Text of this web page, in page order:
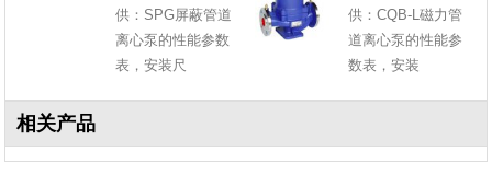
供：SPG屏蔽管道
离心泵的性能参数
表，安装尺
供：CQB-L磁力管
道离心泵的性能参
数表，安装
相关产品